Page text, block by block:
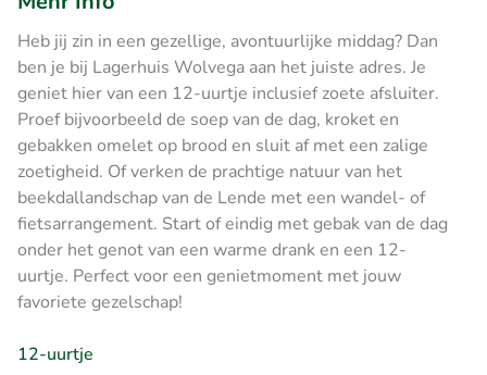
Heb jij zin in een gezellige, avontuurlijke middag? Dan
ben je bij Lagerhuis Wolvega aan het juiste adres. Je
geniet hier van een 12-uurtje inclusief zoete afsluiter.
Proef bijvoorbeeld de soep van de dag, kroket en
gebakken omelet op brood en sluit af met een zalige
zoetigheid. Of verken de prachtige natuur van het
beekdallandschap van de Lende met een wandel- of
fietsarrangement. Start of eindig met gebak van de dag
onder het genot van een warme drank en een 12-
uurtje. Perfect voor een genietmoment met jouw
favoriete gezelschap!
12-uurtje